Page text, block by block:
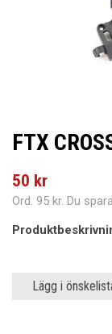
FTX
50 kr
Ord. 95 kr. Du
Lägg i